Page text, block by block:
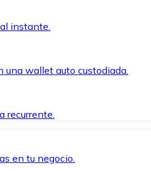
instante.
una wallet auto custodiada.
recurrente.
en tu negocio.